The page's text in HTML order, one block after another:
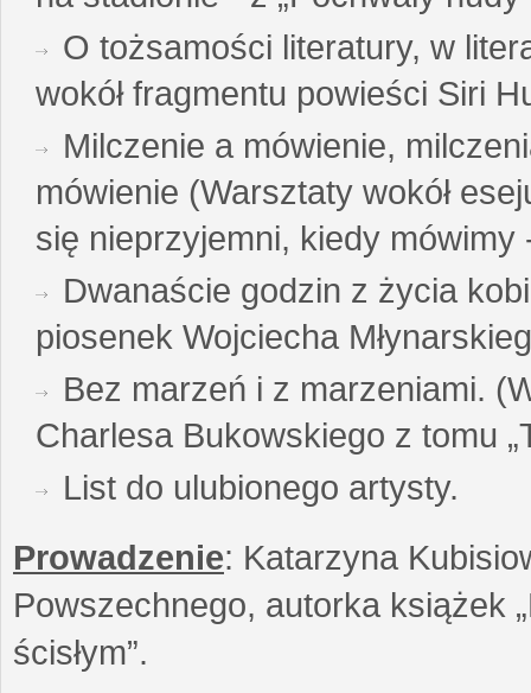
O tożsamości literatury, w
wokół fragmentu powieści Siri
Milczenie a mówienie,
mówienie (Warsztaty wokół
się nieprzyjemni, kiedy mówimy
Dwanaście godzin z życia
piosenek Wojciecha
Bez marzeń i z marzeniami.
Charlesa Bukowskiego z tomu
List do ulubionego artysty.
Prowadzenie: Katarzyna
Powszechnego, autorka książek
ścisłym”.